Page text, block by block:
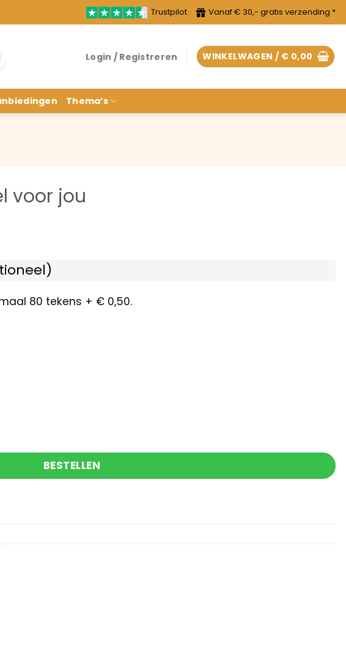
Trustpilot Vanaf € 30,- gratis verzending *
Login / Registreren WINKELWAGEN / € 0,00
Thema’s
voor jou
80 tekens + € 0,50.
BESTELLEN